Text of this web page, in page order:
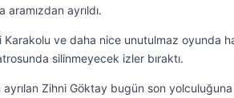
ayrıldı.
Karakolu ve daha nice unutulmaz oyunda
silinmeyecek izler bıraktı.
Zihni Göktay bugün son yolculuğuna